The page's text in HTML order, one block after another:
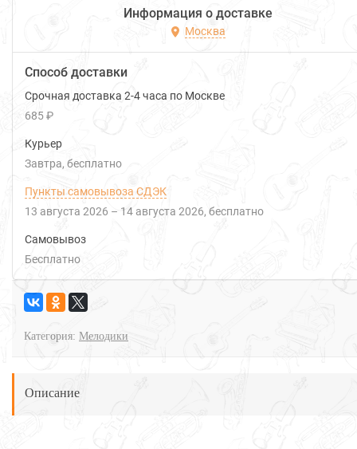
Информация о доставке
Москва
Способ доставки
Срочная доставка 2-4 часа по Москве
685 ₽
Курьер
Завтра
Бесплатно
Пункты самовывоза СДЭК
13 августа 2026 – 14 августа 2026 Бесплатно
Самовывоз
Бесплатно
Категория: Мелодики
Описание